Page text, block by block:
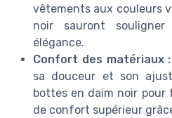
vêtements aux couleurs
noir sauront
élégance.
Confort des matériaux :
sa douceur et son
bottes en daim noir
de confort supérieur